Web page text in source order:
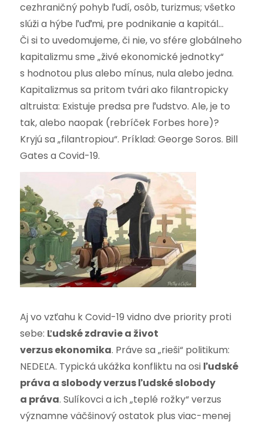
cezhraničný pohyb ľudí, osôb, turizmus; všetko
slúži a hýbe ľuďmi, pre podnikanie a kapitál…
Či si to uvedomujeme, či nie, vo sfére globálneho
kapitalizmu sme „živé ekonomické jednotky“
s hodnotou plus alebo mínus, nula alebo jedna.
Kapitalizmus sa pritom tvári ako filantropicky
altruista: Existuje predsa pre ľudstvo. Ale, je to
tak, alebo naopak (rebríček Forbes hore)?
Kryjú sa „filantropiou“. Príklad: George Soros. Bill
Gates a Covid-19.
Aj vo vzťahu k Covid-19 vidno dve priority proti
sebe: Ľudské zdravie a život
verzus ekonomika. Práve sa „rieši“ politikum:
NEDEĽA. Typická ukážka konfliktu na osi ľudské
práva a slobody verzus ľudské slobody
a práva. Sulíkovci a ich „teplé rožky“ verzus
významne väčšinový ostatok plus viac-menej